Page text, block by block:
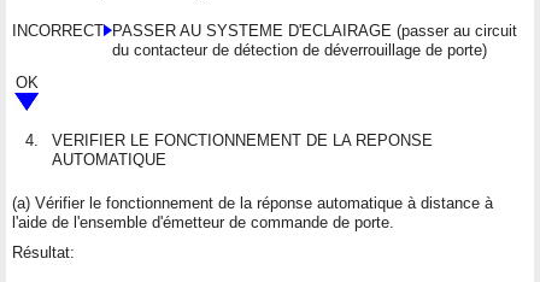
INCORRECT PASSER AU SYSTEME D'ECLAIRAGE (passer au circuit
du contacteur de détection de déverrouillage de porte)
OK
4.
VERIFIER LE FONCTIONNEMENT DE LA REPONSE
AUTOMATIQUE
(a) Vérifier le fonctionnement de la réponse automatique à distance à
l'aide de l'ensemble d'émetteur de commande de porte.
Résultat: